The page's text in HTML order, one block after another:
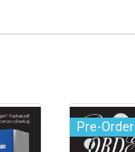
Pre-Order